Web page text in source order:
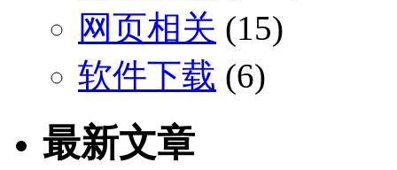
网页相关 (15)
软件下载 (6)
最新文章